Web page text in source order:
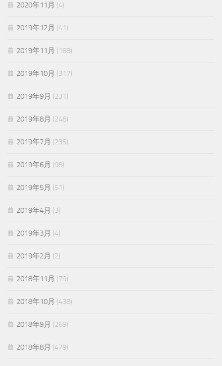
2020年11月 (4)
2019年12月 (41)
2019年11月 (168)
2019年10月 (317)
2019年9月 (231)
2019年8月 (248)
2019年7月 (235)
2019年6月 (98)
2019年5月 (51)
2019年4月 (3)
2019年3月 (4)
2019年2月 (2)
2018年11月 (79)
2018年10月 (438)
2018年9月 (269)
2018年8月 (479)